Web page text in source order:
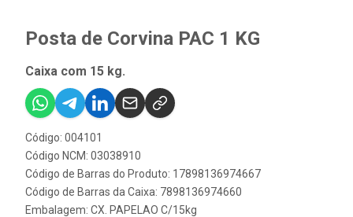
Posta de Corvina PAC 1 KG
Caixa com 15 kg.
Código: 004101
Código NCM: 03038910
Código de Barras do Produto: 17898136974667
Código de Barras da Caixa: 7898136974660
Embalagem: CX. PAPELAO C/15kg